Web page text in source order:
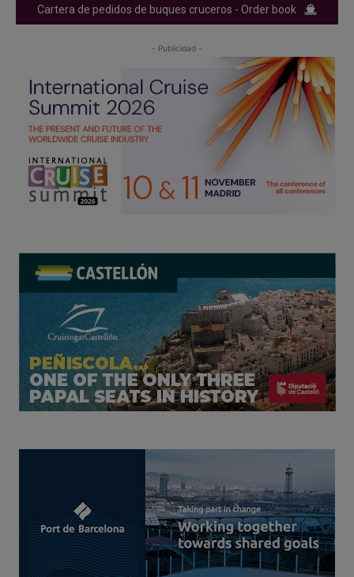
Cartera de pedidos de buques cruceros - Order book
- Publicidad -